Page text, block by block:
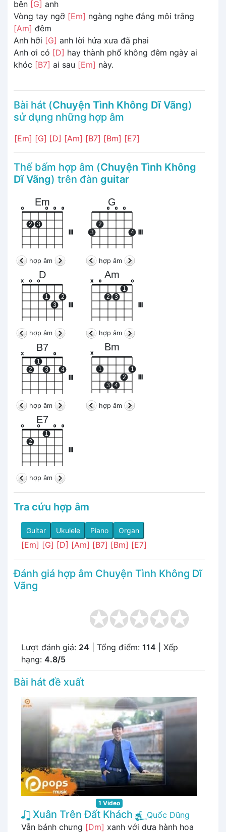
bên [G] anh
Vòng tay ngỡ [Em] ngàng nghe đắng môi trắng
[Am] đêm
Anh hỡi [G] anh lời hứa xưa đã phai
Anh ơi có [D] hay thành phố không đêm ngày ai
khóc [B7] ai sau [Em] này.
Bài hát (Chuyện Tình Không Dĩ Vãng)
sử dụng những hợp âm
[Em] [G] [D] [Am] [B7] [Bm] [E7]
Thế bấm hợp âm (Chuyện Tình Không
Dĩ Vãng) trên đàn guitar
Em
o
2 3
o o o
hợp âm
G
3
2
o o o
4
hợp âm
D
III
x o o
1
3
2
hợp âm
Am
x o
2 3
1
o
hợp âm
B7
III
x
2
1
3
o
4
hợp âm
Bm
x
1
3 4
2
1
hợp âm
E7
III
o
2
o
1
o o
hợp âm
Tra cứu hợp âm
Guitar Ukulele Piano Organ
[Em] [G] [D] [Am] [B7] [Bm] [E7]
Đánh giá hợp âm Chuyện Tình Không Dĩ
Vãng
Lượt đánh giá: 24 | Tổng điểm: 114 | Xếp
hạng: 4.8/5
Bài hát đề xuất
1 Video
Xuân Trên Đất Khách
Quốc Dũng
Vẫn bánh chưng [Dm] xanh với dưa hành hoa